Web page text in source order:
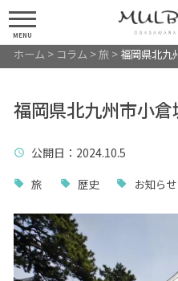
MENU
ホーム > コラム >旅> 福岡県北九
福岡県北九州市小倉
公開日 ：2024.10.5
旅 歴史 お知らせ